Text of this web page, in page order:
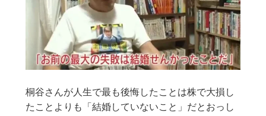
桐谷さんが人生で最も後悔したことは株で大損し
たことよりも「結婚していないこと」だとおっし